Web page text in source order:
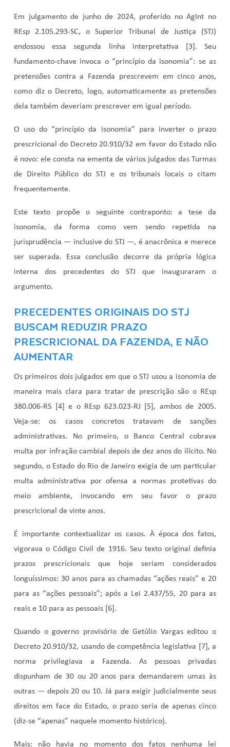
Em julgamento de junho de 2024, proferido no AgInt no
REsp 2.105.293-SC, o Superior Tribunal de Justiça (STJ)
endossou essa segunda linha interpretativa [3]. Seu
fundamento-chave invoca o “princípio da isonomia”: se as
pretensões contra a Fazenda prescrevem em cinco anos,
como diz o Decreto, logo, automaticamente as pretensões
dela também deveriam prescrever em igual período.
O uso do “princípio da isonomia” para inverter o prazo
prescricional do Decreto 20.910/32 em favor do Estado não
é novo: ele consta na ementa de vários julgados das Turmas
de Direito Público do STJ e os tribunais locais o citam
frequentemente.
Este texto propõe o seguinte contraponto: a tese da
isonomia, da forma como vem sendo repetida na
jurisprudência — inclusive do STJ —, é anacrônica e merece
ser superada. Essa conclusão decorre da própria lógica
interna dos precedentes do STJ que inauguraram o
argumento.
PRECEDENTES ORIGINAIS DO STJ
BUSCAM REDUZIR PRAZO
PRESCRICIONAL DA FAZENDA, E NÃO
AUMENTAR
Os primeiros dois julgados em que o STJ usou a isonomia de
maneira mais clara para tratar de prescrição são o REsp
380.006-RS [4] e o REsp 623.023-RJ [5], ambos de 2005.
Veja-se: os casos concretos tratavam de sanções
administrativas. No primeiro, o Banco Central cobrava
multa por infração cambial depois de dez anos do ilícito. No
segundo, o Estado do Rio de Janeiro exigia de um particular
multa administrativa por ofensa a normas protetivas do
meio ambiente, invocando em seu favor o prazo
prescricional de vinte anos.
É importante contextualizar os casos. À época dos fatos,
vigorava o Código Civil de 1916. Seu texto original definia
prazos prescricionais que hoje seriam considerados
longuíssimos: 30 anos para as chamadas “ações reais” e 20
para as “ações pessoais”; após a Lei 2.437/55, 20 para as
reais e 10 para as pessoais [6].
Quando o governo provisório de Getúlio Vargas editou o
Decreto 20.910/32, usando de competência legislativa [7], a
norma privilegiava a Fazenda. As pessoas privadas
dispunham de 30 ou 20 anos para demandarem umas às
outras — depois 20 ou 10. Já para exigir judicialmente seus
direitos em face do Estado, o prazo seria de apenas cinco
(diz-se “apenas” naquele momento histórico).
Mais: não havia no momento dos fatos nenhuma lei